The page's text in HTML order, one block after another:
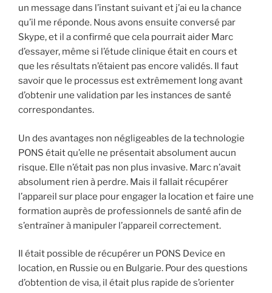
un message dans l’instant suivant et j’ai eu la chance
qu’il me réponde. Nous avons ensuite conversé par
Skype, et il a confirmé que cela pourrait aider Marc
d’essayer, même si l’étude clinique était en cours et
que les résultats n’étaient pas encore validés. Il faut
savoir que le processus est extrêmement long avant
d’obtenir une validation par les instances de santé
correspondantes.
Un des avantages non négligeables de la technologie
PONS était qu’elle ne présentait absolument aucun
risque. Elle n’était pas non plus invasive. Marc n’avait
absolument rien à perdre. Mais il fallait récupérer
l’appareil sur place pour engager la location et faire une
formation auprès de professionnels de santé afin de
s’entraîner à manipuler l’appareil correctement.
Il était possible de récupérer un PONS Device en
location, en Russie ou en Bulgarie. Pour des questions
d’obtention de visa, il était plus rapide de s’orienter